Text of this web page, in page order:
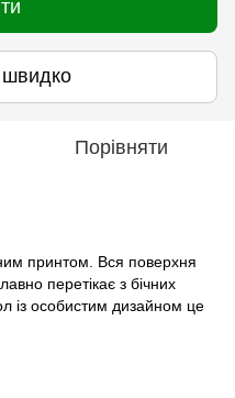
Порівняти
принтом. Вся поверхня
перетікає з бічних
із особистим дизайном це